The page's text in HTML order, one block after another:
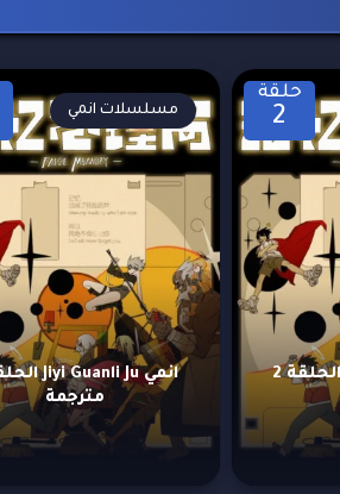
حلقة
2
انمي Jiyi Guanli Ju الحلقة 2
مترجمة
مسلسلات انمي